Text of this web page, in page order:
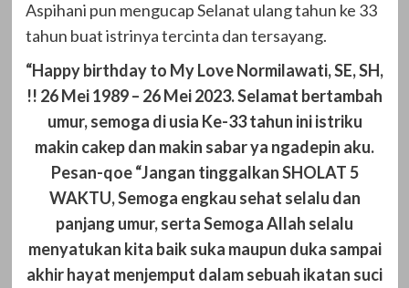
Aspihani pun mengucap Selanat ulang tahun ke 33
tahun buat istrinya tercinta dan tersayang.
“Happy birthday to My Love Normilawati, SE, SH,
!! 26 Mei 1989 – 26 Mei 2023. Selamat bertambah
umur, semoga di usia Ke-33 tahun ini istriku
makin cakep dan makin sabar ya ngadepin aku.
Pesan-qoe “Jangan tinggalkan SHOLAT 5
WAKTU, Semoga engkau sehat selalu dan
panjang umur, serta Semoga Allah selalu
menyatukan kita baik suka maupun duka sampai
akhir hayat menjemput dalam sebuah ikatan suci